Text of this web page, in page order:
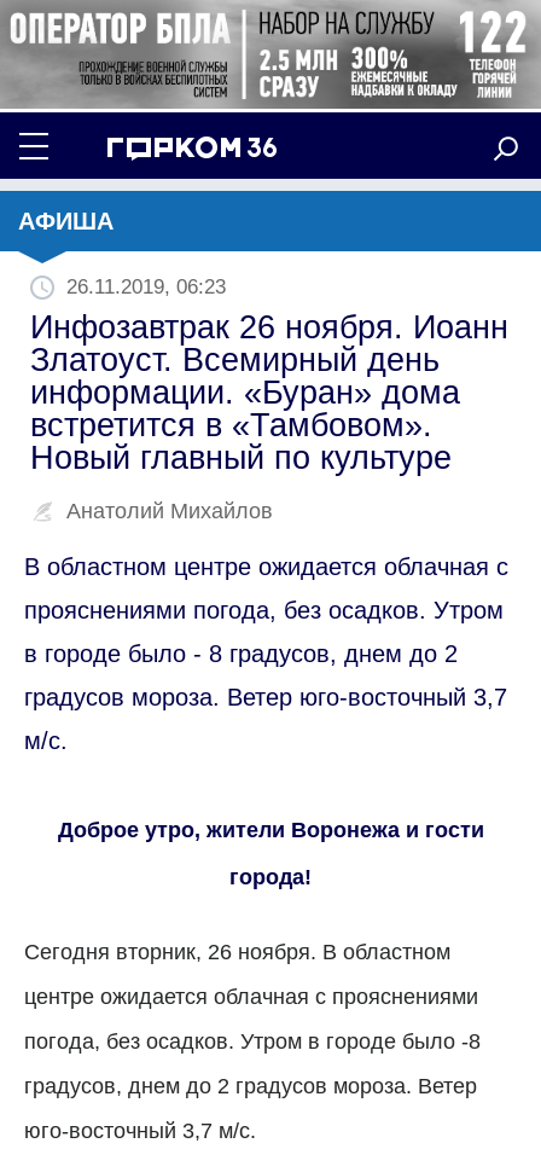
АФИША
26.11.2019, 06:23
Инфозавтрак 26 ноября. Иоанн
Златоуст. Всемирный день
информации. «Буран» дома
встретится в «Тамбовом».
Новый главный по культуре
Анатолий Михайлов
В областном центре ожидается облачная с
прояснениями погода, без осадков. Утром
в городе было - 8 градусов, днем до 2
градусов мороза. Ветер юго-восточный 3,7
м/с.
Доброе утро, жители Воронежа и гости
города!
Сегодня вторник, 26 ноября. В областном
центре ожидается облачная с прояснениями
погода, без осадков. Утром в городе было -8
градусов, днем до 2 градусов мороза. Ветер
юго-восточный 3,7 м/с.